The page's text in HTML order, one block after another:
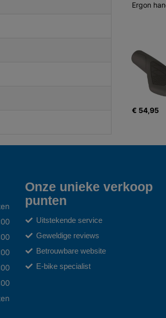
Ergon
€ 54,95
Onze unieke verkoop
punten
Uitstekende service
Geweldige reviews
Betrouwbare website
E-bike specialist